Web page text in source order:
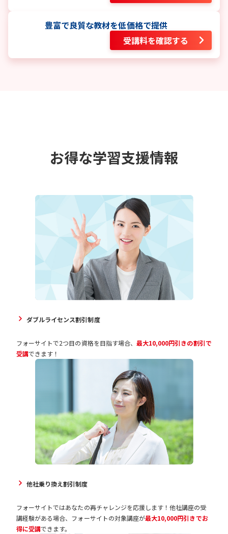
豊富で良質な教材を低価格で提供
受講料を確認する
お得な学習支援情報
ダブルライセンス割引制度
フォーサイトで2つ目の資格を目指す場合、 最大10,000円引きの割引で
受講できます！
他社乗り換え割引制度
フォーサイトではあなたの再チャレンジを応援します！他社講座の受
講経験がある場合、フォーサイトの対象講座が最大10,000円引きでお
得に受講できます。